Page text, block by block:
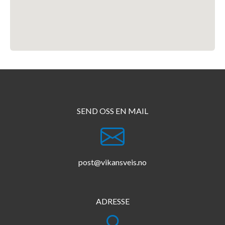
SEND OSS EN MAIL
post@vikansveis.no
ADRESSE